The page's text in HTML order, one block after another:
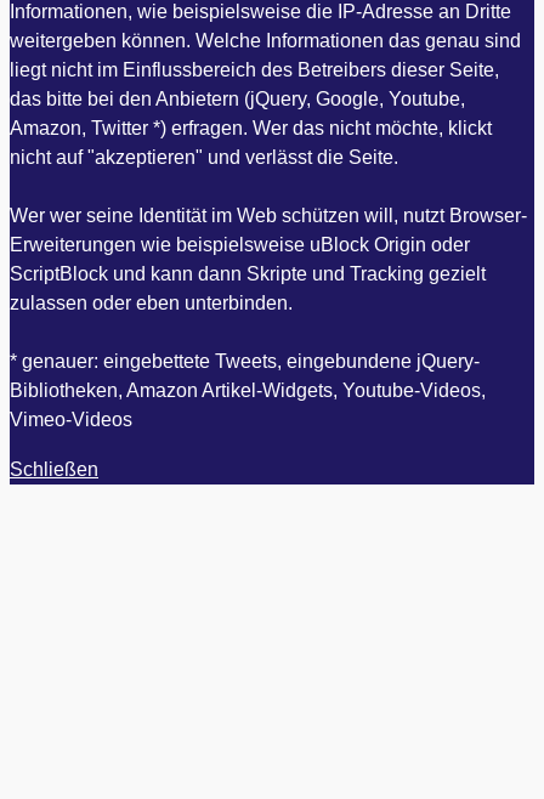
Informationen, wie beispielsweise die IP-Adresse an Dritte
weitergeben können. Welche Informationen das genau sind
liegt nicht im Einflussbereich des Betreibers dieser Seite,
das bitte bei den Anbietern (jQuery, Google, Youtube,
Amazon, Twitter *) erfragen. Wer das nicht möchte, klickt
nicht auf "akzeptieren" und verlässt die Seite.
Wer wer seine Identität im Web schützen will, nutzt Browser-
Erweiterungen wie beispielsweise uBlock Origin oder
ScriptBlock und kann dann Skripte und Tracking gezielt
zulassen oder eben unterbinden.
* genauer: eingebettete Tweets, eingebundene jQuery-
Bibliotheken, Amazon Artikel-Widgets, Youtube-Videos,
Vimeo-Videos
Schließen